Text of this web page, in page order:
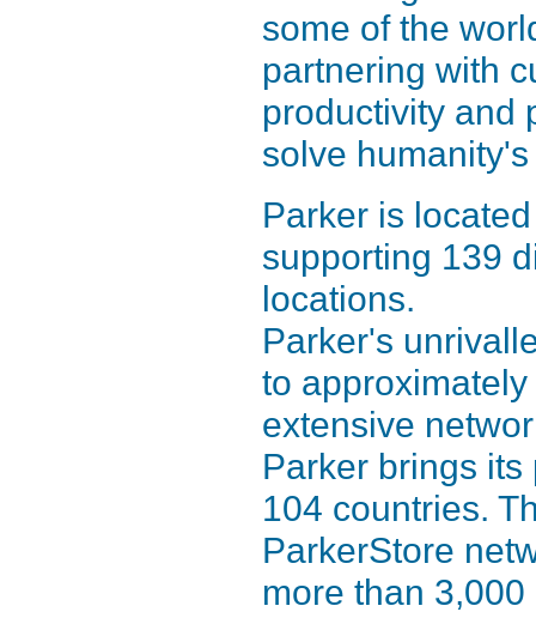
some of the
partnering with
productivity and
solve
Parker is
supporting 139
locations.
Parker's
to
extensive
Parker brings
104 countries.
ParkerStore
more than